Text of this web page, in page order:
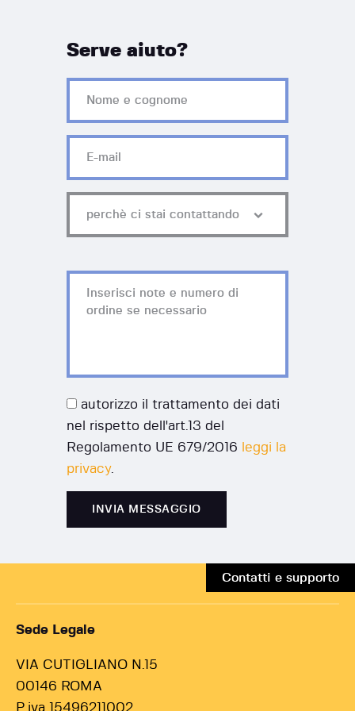
Serve aiuto?
autorizzo il trattamento dei dati
nel rispetto dell'art.13 del
Regolamento UE 679/2016 leggi la
privacy.
Contatti e supporto
Sede Legale
VIA CUTIGLIANO N.15
00146 ROMA
P.iva 15496211002